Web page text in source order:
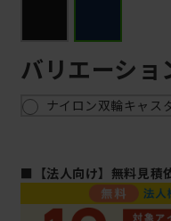
バリエーショ
ナイロン双輪キャス
■【法人向け】無料見積